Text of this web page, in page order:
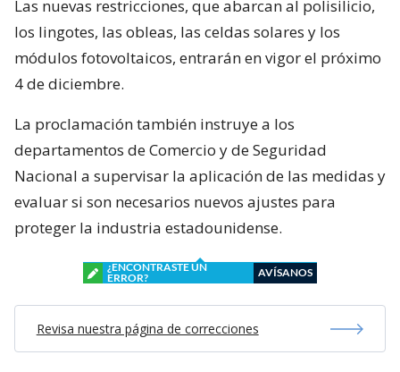
Las nuevas restricciones, que abarcan al polisilicio,
los lingotes, las obleas, las celdas solares y los
módulos fotovoltaicos, entrarán en vigor el próximo
4 de diciembre.
La proclamación también instruye a los
departamentos de Comercio y de Seguridad
Nacional a supervisar la aplicación de las medidas y
evaluar si son necesarios nuevos ajustes para
proteger la industria estadounidense.
¿ENCONTRASTE UN
ERROR?
AVÍSANOS
Revisa nuestra página de correcciones